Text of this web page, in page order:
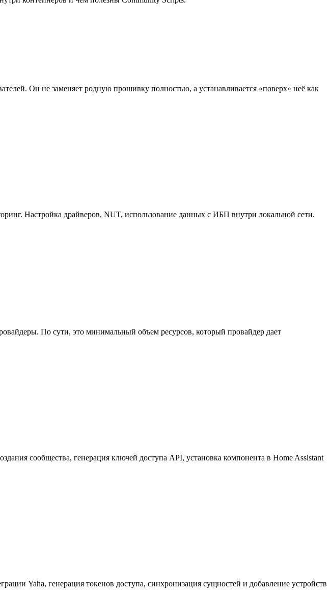
Он не заменяет родную прошивку полностью, а устанавливается «поверх» неё как
Настройка драйверов, NUT, использование данных с ИБП внутри локальной сети.
По сути, это минимальный объем ресурсов, который провайдер дает
сообщества, генерация ключей доступа API, установка компонента в Home Assistant
Yaha, генерация токенов доступа, синхронизация сущностей и добавление устройств